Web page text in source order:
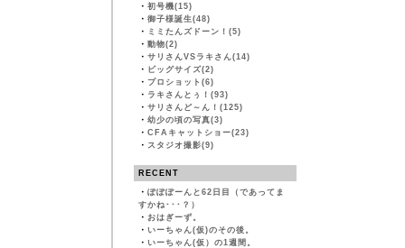
・ 初号機(15)
・ 御子様誕生(48)
・ ミミたんズドーン！(5)
・ 動物(2)
・ サリさんVSラキさん(14)
・ ビッグサイズ(2)
・ プロショット(6)
・ ラキさんとぅ！(93)
・ サリさんど～ん！(125)
・ 幼少の頃の写真(3)
・ CFAキャットショー(23)
・ スタジオ撮影(9)
RECENT
・ ぽぽぽーんと62日目（であってま
すかね･･･？）
・ おはぎーず。
・ いーちゃん(仮)のその後。
・ いーちゃん(仮）の1週間。